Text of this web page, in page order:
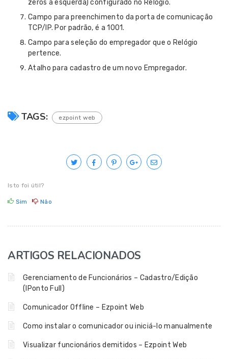
zeros à esquerda) configurado no Relógio.
Campo para preenchimento da porta de comunicação
TCP/IP. Por padrão, é a 1001.
Campo para seleção do empregador que o Relógio
pertence.
Atalho para cadastro de um novo Empregador.
TAGS: ezpoint web
Isto foi útil?
Sim Não
ARTIGOS RELACIONADOS
Gerenciamento de Funcionários – Cadastro/Edição
(IPonto Full)
Comunicador Offline – Ezpoint Web
Como instalar o comunicador ou iniciá-lo manualmente
Visualizar funcionários demitidos – Ezpoint Web